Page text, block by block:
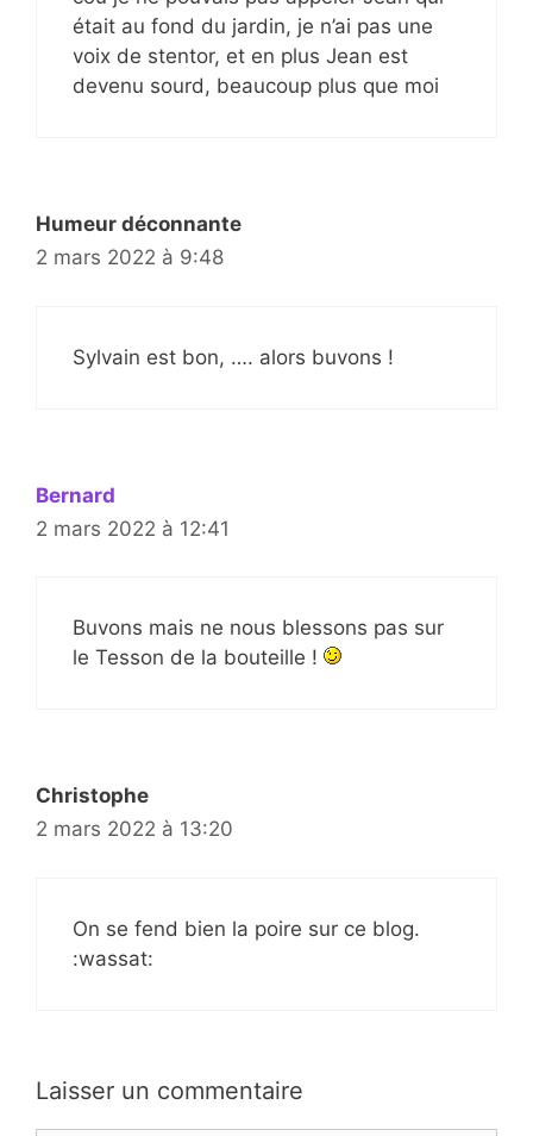
était au fond du jardin, je n’ai pas une
voix de stentor, et en plus Jean est
devenu sourd, beaucoup plus que moi
Humeur déconnante
2 mars 2022 à 9:48
Sylvain est bon, …. alors buvons !
Bernard
2 mars 2022 à 12:41
Buvons mais ne nous blessons pas sur
le Tesson de la bouteille !
Christophe
2 mars 2022 à 13:20
On se fend bien la poire sur ce blog.
:wassat:
Laisser un commentaire